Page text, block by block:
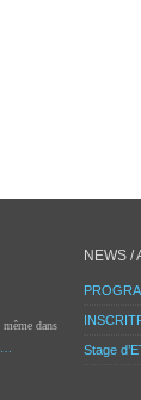
dans
NEWS /
Stage